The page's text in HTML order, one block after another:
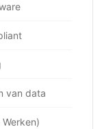
van data